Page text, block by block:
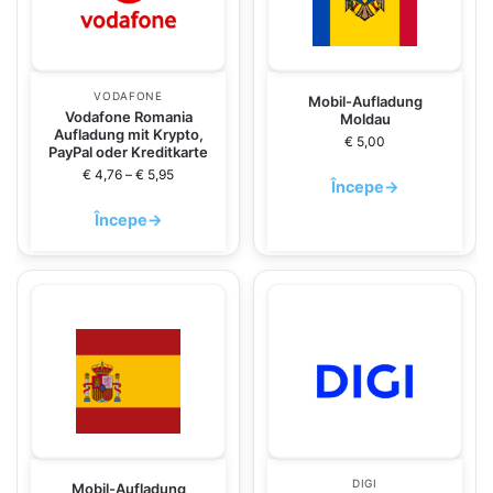
VODAFONE
Vodafone Romania
Aufladung mit Krypto,
PayPal oder Kreditkarte
€ 4,76 – € 5,95
Începe→
Mobil-Aufladung
Moldau
€ 5,00
Începe→
Mobil-Aufladung DIGI